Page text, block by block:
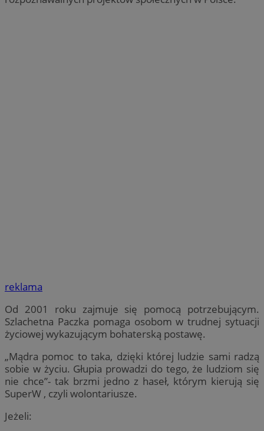
reklama
Od 2001 roku zajmuje się pomocą potrzebującym.
Szlachetna Paczka pomaga osobom w trudnej sytuacji
życiowej wykazującym bohaterską postawę.
„Mądra pomoc to taka, dzięki której ludzie sami radzą
sobie w życiu. Głupia prowadzi do tego, że ludziom się
nie chce”- tak brzmi jedno z haseł, którym kierują się
SuperW , czyli wolontariusze.
Jeżeli: